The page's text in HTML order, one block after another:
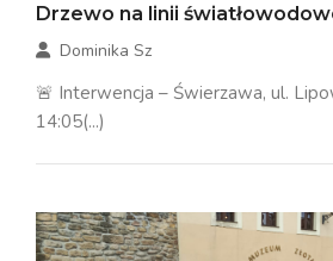
Drzewo na linii
Dominika Sz
🚨 Interwencja – Świerzawa, ul.
14:05(...)